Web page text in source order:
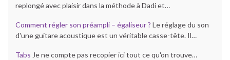
replongé avec plaisir dans la méthode à Dadi et…
Comment régler son préampli – égaliseur ? Le réglage du son
d'une guitare acoustique est un véritable casse-tête. Il…
Tabs Je ne compte pas recopier ici tout ce qu'on trouve…